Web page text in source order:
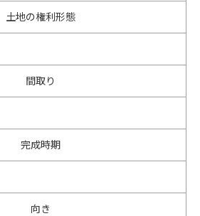
土地の権利形態
間取り
完成時期
向き